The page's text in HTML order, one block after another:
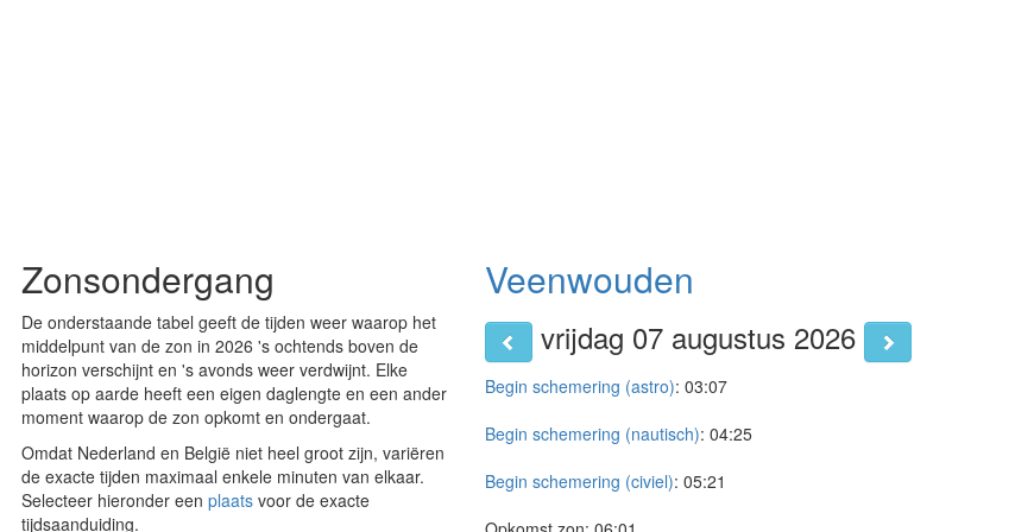
Zonsondergang
De onderstaande tabel geeft de tijden weer waarop het
middelpunt van de zon in 2026 's ochtends boven de
horizon verschijnt en 's avonds weer verdwijnt. Elke
plaats op aarde heeft een eigen daglengte en een ander
moment waarop de zon opkomt en ondergaat.
Omdat Nederland en België niet heel groot zijn, variëren
de exacte tijden maximaal enkele minuten van elkaar.
Selecteer hieronder een plaats voor de exacte
tijdsaanduiding.
Veenwouden
vrijdag 07 augustus 2026
Begin schemering (astro): 03:07
Begin schemering (nautisch): 04:25
Begin schemering (civiel): 05:21